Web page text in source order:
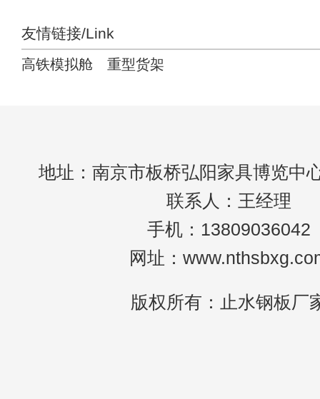
友情链接/Link
高铁模拟舱 重型货架
地址：南京市板桥弘阳家具博览中
联系人：王经理
手机：13809036042
网址：
版权所有：止水钢板厂